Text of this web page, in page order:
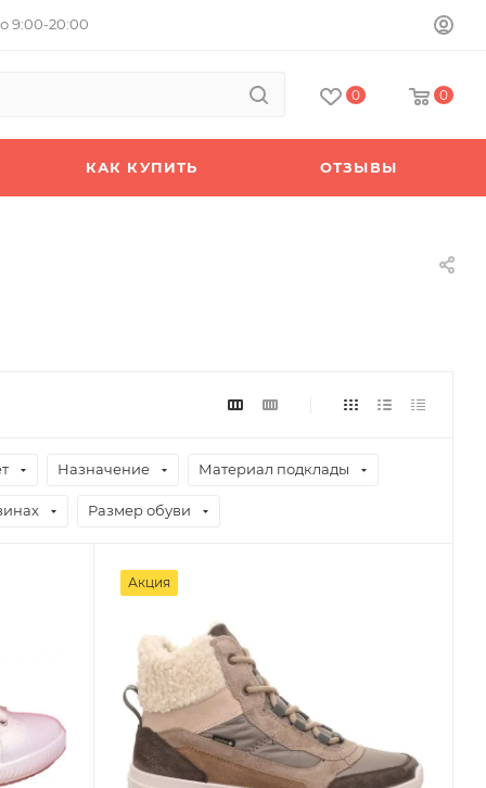
9:00-20:00
0 0
КАК КУПИТЬ ОТЗЫВЫ
Назначение Материал подклады
Размер обуви
Акция